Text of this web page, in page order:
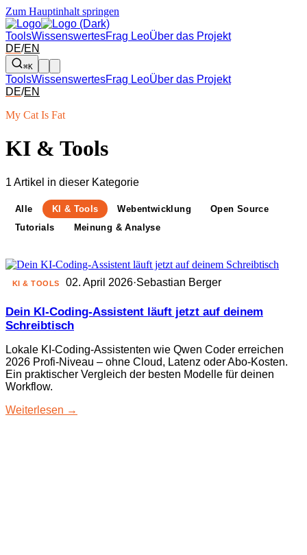
Zum Hauptinhalt springen
ToolsWissenswertesFrag LeoÜber das Projekt
DE/EN
⌘K
ToolsWissenswertesFrag LeoÜber das Projekt
DE/EN
My Cat Is Fat
KI & Tools
1 Artikel in dieser Kategorie
Alle KI & Tools Webentwicklung
Open Source
Tutorials
Meinung & Analyse
KI & TOOLS 02. April 2026·Sebastian Berger
Dein KI-Coding-Assistent läuft jetzt auf deinem
Schreibtisch
Lokale KI-Coding-Assistenten wie Qwen Coder erreichen
2026 Profi-Niveau – ohne Cloud, Latenz oder Abo-Kosten.
Ein praktischer Vergleich der besten Modelle für deinen
Workflow.
Weiterlesen →